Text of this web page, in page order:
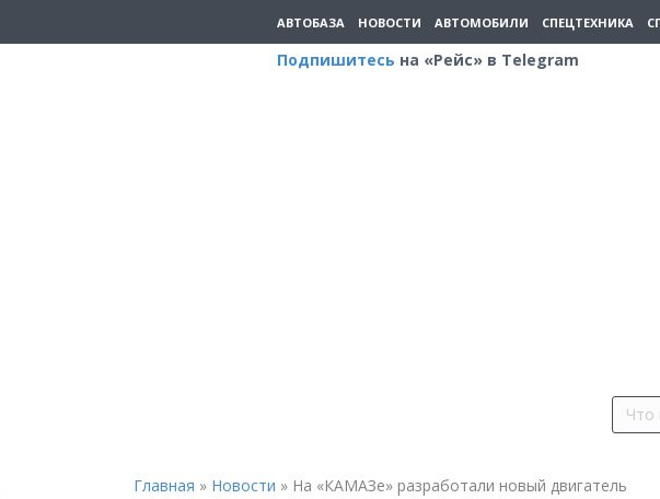
АВТОБАЗА НОВОСТИ АВТОМОБИЛИ СПЕЦТЕХНИКА
Подпишитесь на «Рейс» в Telegram
Главная » Новости » На «КАМАЗе» разработали новый двигатель